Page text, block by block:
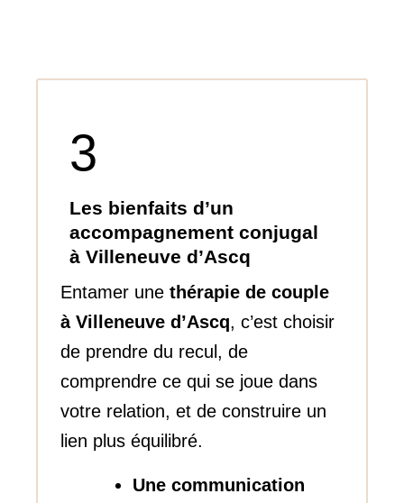
3
Les bienfaits d’un
accompagnement conjugal
à Villeneuve d’Ascq
Entamer unethérapie de couple
à Villeneuve d’Ascq, c’est choisir
de prendre du recul, de
comprendre ce qui se joue dans
votre relation, et de construire un
lien plus équilibré.
Une communication